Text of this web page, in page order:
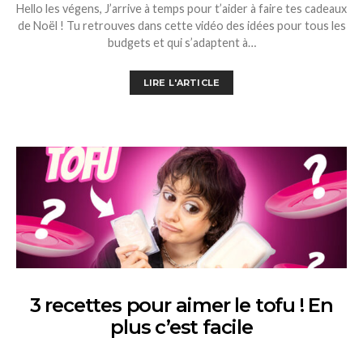
Hello les végens, J’arrive à temps pour t’aider à faire tes cadeaux
de Noël ! Tu retrouves dans cette vidéo des idées pour tous les
budgets et qui s’adaptent à…
LIRE L'ARTICLE
3 recettes pour aimer le tofu ! En
plus c’est facile